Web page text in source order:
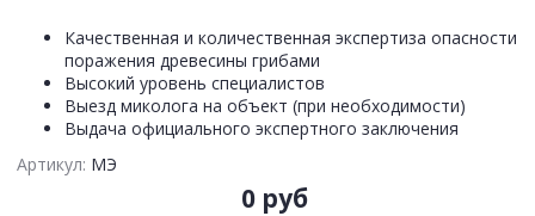
Качественная и количественная экспертиза опасности
поражения древесины грибами
Высокий уровень специалистов
Выезд миколога на объект (при необходимости)
Выдача официального экспертного заключения
Артикул: МЭ
0 руб